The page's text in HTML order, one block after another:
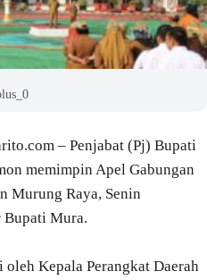
– Penjabat (Pj) Bupati
memimpin Apel Gabungan
Murung Raya, Senin
Mura.
Kepala Perangkat Daerah